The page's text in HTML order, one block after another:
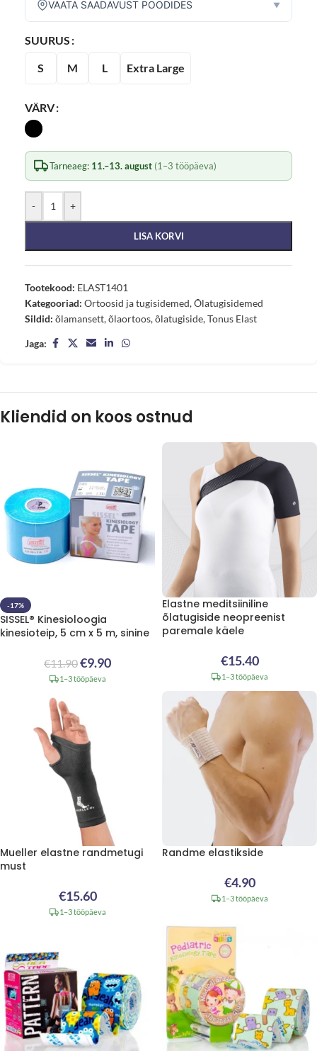
VAATA SAADAVUST POODIDES ▼
SUURUS
S M L Extra Large
VÄRV
Tarneaeg: 11.–13. august (1–3 tööpäeva)
- +
LISA KORVI
Tootekood: ELAST1401
Kategooriad: Ortoosid ja tugisidemed,Õlatugisidemed
Sildid: õlamansett,õlaortoos,õlatugiside,Tonus Elast
Jaga:
Kliendid on koos ostnud
-17%
SISSEL® Kinesioloogia
kinesioteip, 5 cm x 5 m, sinine
€11.90€9.90
1–3 tööpäeva
Elastne meditsiiniline
õlatugiside neopreenist
paremale käele
€15.40
1–3 tööpäeva
Mueller elastne randmetugi
must
€15.60
1–3 tööpäeva
Randme elastikside
€4.90
1–3 tööpäeva